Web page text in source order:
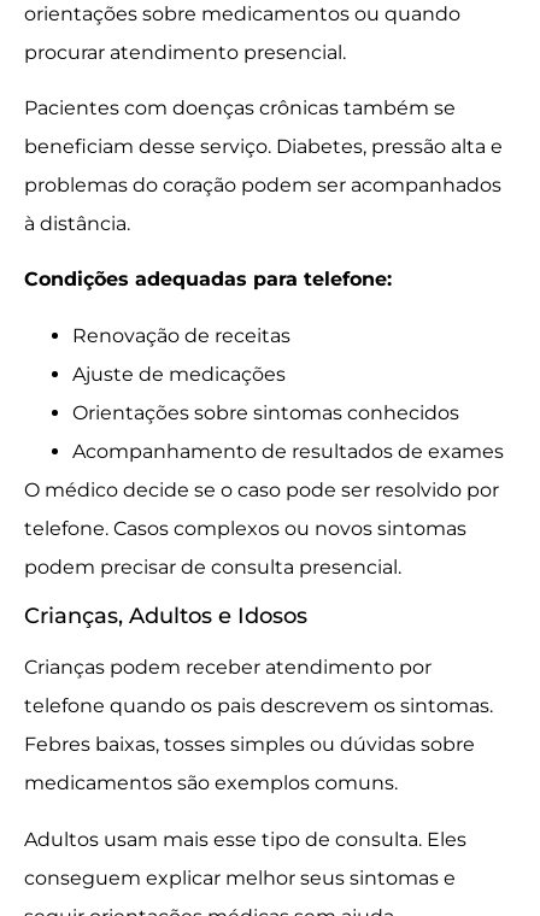
orientações sobre medicamentos ou quando
procurar atendimento presencial.
Pacientes com doenças crônicas também se
beneficiam desse serviço. Diabetes, pressão alta e
problemas do coração podem ser acompanhados
à distância.
Condições adequadas para telefone:
Renovação de receitas
Ajuste de medicações
Orientações sobre sintomas conhecidos
Acompanhamento de resultados de exames
O médico decide se o caso pode ser resolvido por
telefone. Casos complexos ou novos sintomas
podem precisar de consulta presencial.
Crianças, Adultos e Idosos
Crianças podem receber atendimento por
telefone quando os pais descrevem os sintomas.
Febres baixas, tosses simples ou dúvidas sobre
medicamentos são exemplos comuns.
Adultos usam mais esse tipo de consulta. Eles
conseguem explicar melhor seus sintomas e